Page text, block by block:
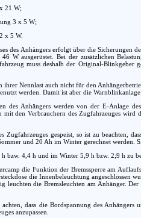
21 W;
3 x 5 W;
x 5 W.
des Anhängers erfolgt über die
W ausgerüstet. Bei der zusätzlichen
muss deshalb der Original-
Nennlast auch nicht für den
werden. Damit ist aber die
des Anhängers werden von der E-Anlage
mit den Verbrauchern des Zugfahrzeuges
Zugfahrzeuges gespeist, so ist zu beachten,
und 20 Ah im Winter gerechnet
bzw. 4,4 h und im Winter 5,9 h bzw. 2;9 h zu
die Funktion der Bremssperre am
die Innenbeleuchtung
leuchten die Bremsleuchten am Anhänger.
dass die Bordspannung des
anzupassen.